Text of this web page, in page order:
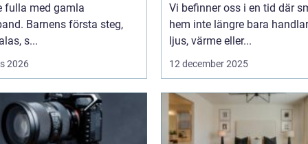
fulla med gamla
Barnens första steg,
s...
2026
Vi befinner oss i en tid där
hem inte längre bara
ljus, värme eller...
12 december 2025